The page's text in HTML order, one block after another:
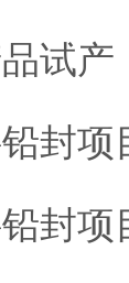
品试产
封项
封项